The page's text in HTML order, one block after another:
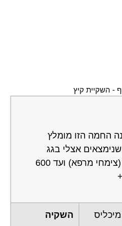
החמה הזו מומלץ
אצלי בגג
במכלים של מ-35 ליטר (צימחי מרפא) ועד 600
השקיה